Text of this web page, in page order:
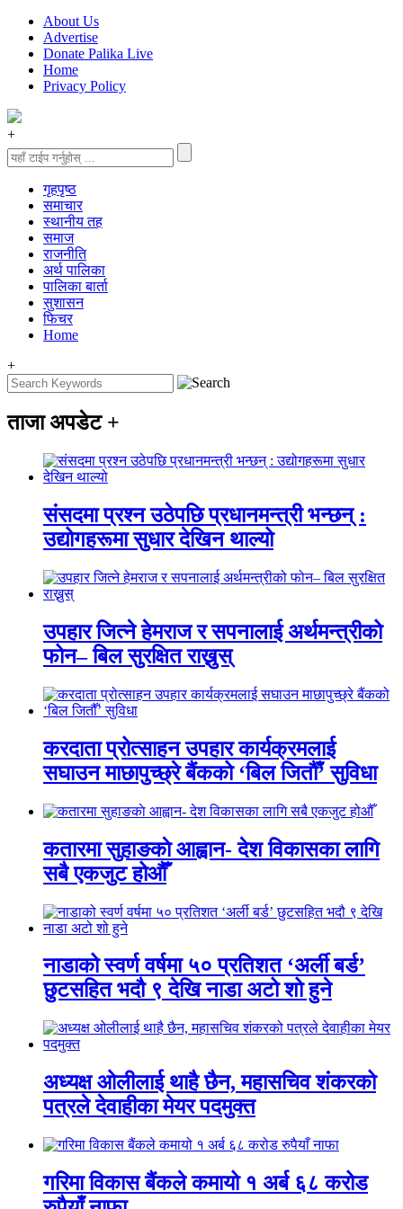
About Us
Advertise
Donate Palika Live
Home
Privacy Policy
+
गृहपृष्‍ठ
समाचार
स्थानीय तह
समाज
राजनीति
अर्थ पालिका
पालिका बार्ता
सुशासन
फिचर
Home
+
ताजा अपडेट +
संसदमा प्रश्न उठेपछि प्रधानमन्त्री भन्छन् :
उद्योगहरूमा सुधार देखिन थाल्यो
उपहार जित्ने हेमराज र सपनालाई अर्थमन्त्रीको
फोन– बिल सुरक्षित राख्नुस्
करदाता प्रोत्साहन उपहार कार्यक्रमलाई
सघाउन माछापुच्छ्रे बैंकको ‘बिल जितौँ’ सुविधा
कतारमा सुहाङकाे आह्वान- देश विकासका लागि
सबै एकजुट होऔँ
नाडाको स्वर्ण वर्षमा ५० प्रतिशत ‘अर्ली बर्ड’
छुटसहित भदौ ९ देखि नाडा अटो शो हुने
अध्यक्ष ओलीलाई थाहै छैन, महासचिव शंकरको
पत्रले देवाहीका मेयर पदमुक्त
गरिमा विकास बैंकले कमायो १ अर्ब ६८ करोड